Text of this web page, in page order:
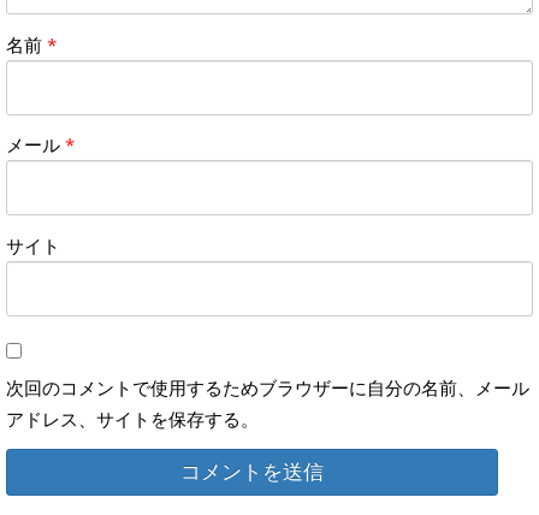
名前 *
メール *
サイト
次回のコメントで使用するためブラウザーに自分の名前、メール
アドレス、サイトを保存する。